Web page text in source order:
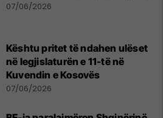
07/06/2026
Kështu pritet të ndahen ulëset
në legjislaturën e 11-të në
Kuvendin e Kosovës
07/06/2026